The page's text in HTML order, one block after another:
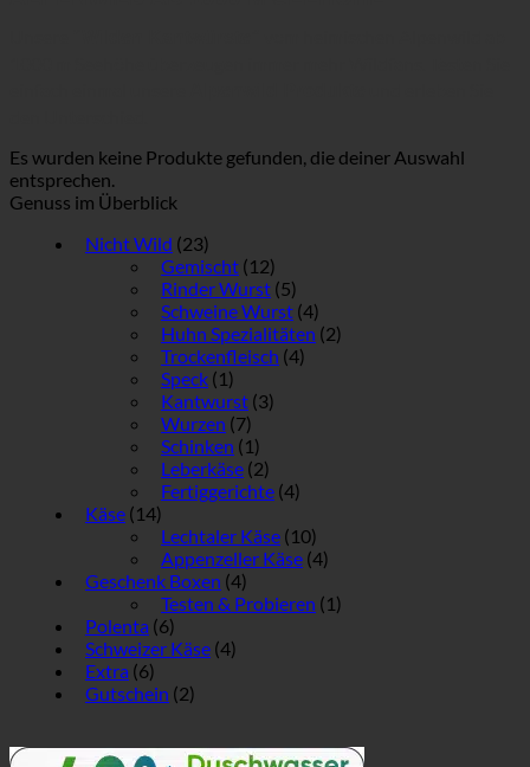
Es wurden keine Produkte gefunden, die deiner Auswahl
entsprechen.
Genuss im Überblick
Nicht Wild (23)
Gemischt (12)
Rinder Wurst (5)
Schweine Wurst (4)
Huhn Spezialitäten (2)
Trockenfleisch (4)
Speck (1)
Kantwurst (3)
Wurzen (7)
Schinken (1)
Leberkäse (2)
Fertiggerichte (4)
Käse (14)
Lechtaler Käse (10)
Appenzeller Käse (4)
Geschenk Boxen (4)
Testen & Probieren (1)
Polenta (6)
Schweizer Käse (4)
Extra (6)
Gutschein (2)